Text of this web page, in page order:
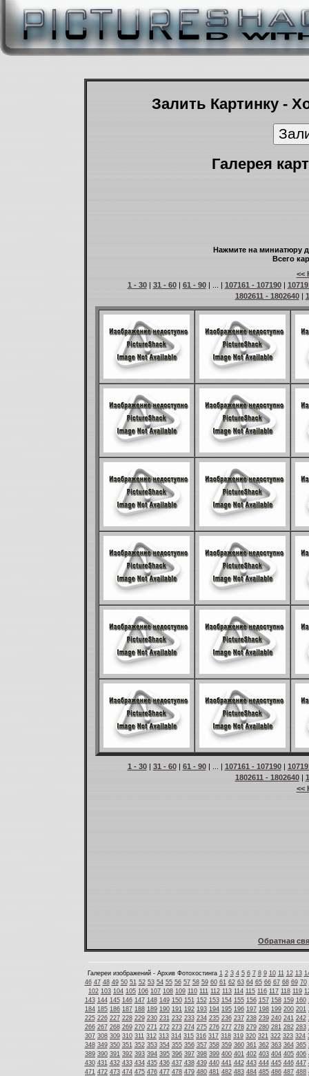
Залить Картинку -
Галерея
Нажмите на миниатюру
Всего
<<
1 - 30| 31 - 60| 61 - 90| ... | 107161 - 107190|
1802611 - 1802640|
1 - 30| 31 - 60| 61 - 90| ... | 107161 - 107190|
1802611 - 1802640|
<<
Обратная
Галереи изображений - Архив Фотохостинга 1 2 3 4 5 6 7 8 9 10 11 12 13
46 47 48 49 50 51 52 53 54 55 56 57 58 59 60 61 62 63 64 65 66 67 68 69 70
102 103 104 105 106 107 108 109 110 111 112 113 114 115 116 117 118 119
143 144 145 146 147 148 149 150 151 152 153 154 155 156 157 158 159 160
184 185 186 187 188 189 190 191 192 193 194 195 196 197 198 199 200 201
225 226 227 228 229 230 231 232 233 234 235 236 237 238 239 240 241 242
266 267 268 269 270 271 272 273 274 275 276 277 278 279 280 281 282 283
307 308 309 310 311 312 313 314 315 316 317 318 319 320 321 322 323 324
348 349 350 351 352 353 354 355 356 357 358 359 360 361 362 363 364 365
389 390 391 392 393 394 395 396 397 398 399 400 401 402 403 404 405 406
430 431 432 433 434 435 436 437 438 439 440 441 442 443 444 445 446 447
471 472 473 474 475 476 477 478 479 480 481 482 483 484 485 486 487 488